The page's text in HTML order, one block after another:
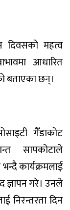
दिवसको महत्व
आधारित
बताएका छन्।
गैँडाकोट
सापकोटाले
कार्यक्रमलाई
गरे। उनले
निरन्तरता दिन